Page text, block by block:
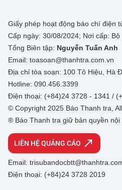
Giấy phép hoạt động báo chí điện
Cấp ngày: 30/08/2024; Nơi cấp:
Tổng Biên tập: Nguyễn Tuấn Anh
Email: toasoan@thanhtra.com.vn
Địa chỉ tòa soạn: 100 Tô Hiệu, Hà
Hotline: 090.456.3399
Điện thoại: (+84)24 3728 - 1341 /
© Copyright 2025 Báo Thanh tra,
® Báo Thanh tra giữ bản quyền
LIÊN HỆ QUẢNG CÁO
Email:
Điện thoại: (+84)24 3728 2019